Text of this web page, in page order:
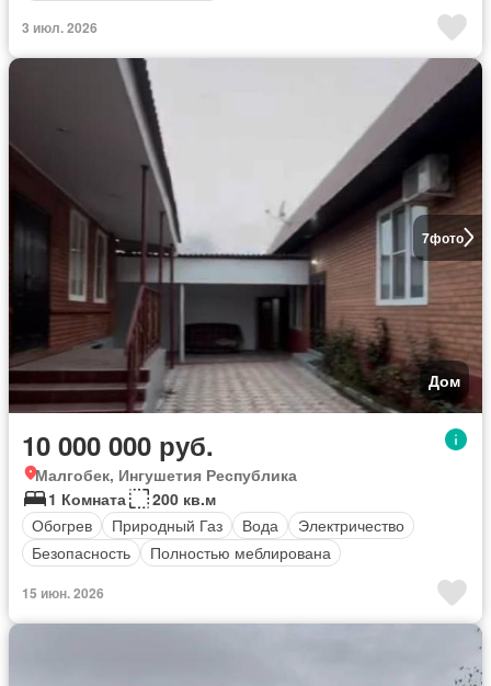
3 июл. 2026
7фото
Дом
10 000 000 руб.
Малгобек, Ингушетия Республика
1 Комната
200 кв.м
Обогрев
Природный Газ Вода
Электричество
Безопасность
Полностью меблирована
15 июн. 2026